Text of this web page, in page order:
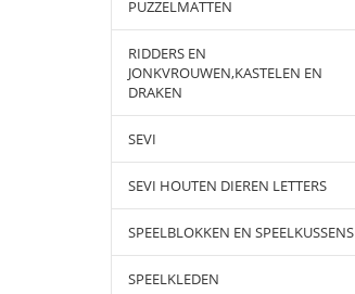
PUZZELMATTEN
RIDDERS EN
JONKVROUWEN,KASTELEN EN
DRAKEN
SEVI
SEVI HOUTEN DIEREN LETTERS
SPEELBLOKKEN EN SPEELKUSSENS
SPEELKLEDEN